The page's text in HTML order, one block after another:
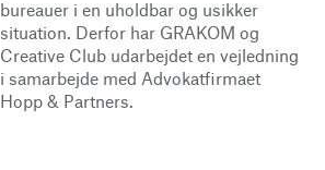
bureauer i en uholdbar og usikker
situation. Derfor har GRAKOM og
Creative Club udarbejdet en vejledning
i samarbejde med Advokatfirmaet
Hopp & Partners.